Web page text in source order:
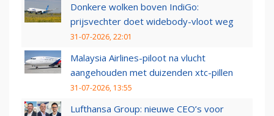
Donkere wolken boven IndiGo:
prijsvechter doet widebody-vloot weg
31-07-2026, 22:01
Malaysia Airlines-piloot na vlucht
aangehouden met duizenden xtc-pillen
31-07-2026, 13:55
Lufthansa Group: nieuwe CEO’s voor